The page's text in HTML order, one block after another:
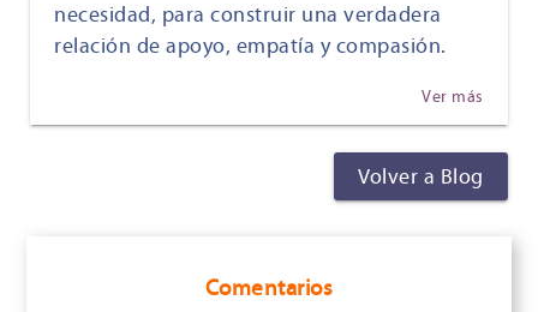
necesidad, para construir una verdadera
relación de apoyo, empatía y compasión.
Ver más
Volver a Blog
Comentarios